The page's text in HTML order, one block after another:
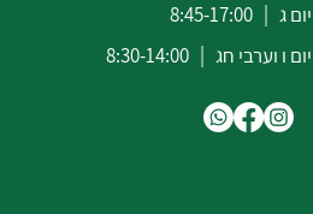
יום ג | 8:45-17:00
יום ו וערבי חג | 8:30-14:00